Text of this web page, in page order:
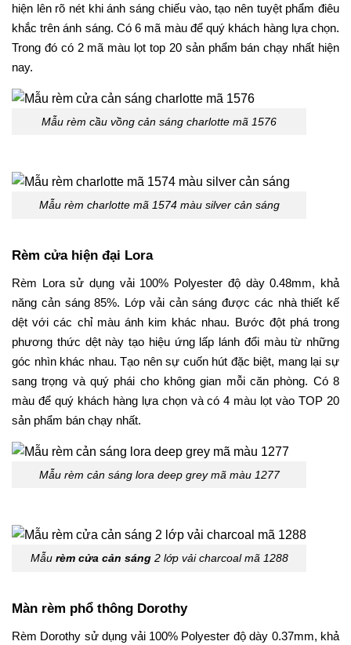
hiện lên rõ nét khi ánh sáng chiếu vào, tạo nên tuyệt phẩm điêu
khắc trên ánh sáng. Có 6 mã màu để quý khách hàng lựa chọn.
Trong đó có 2 mã màu lọt top 20 sản phẩm bán chạy nhất hiện
nay.
Mẫu rèm cầu vồng cản sáng charlotte mã 1576
Mẫu rèm charlotte mã 1574 màu silver cản sáng
Rèm cửa hiện đại Lora
Rèm Lora sử dụng vải 100% Polyester độ dày 0.48mm, khả
năng cản sáng 85%. Lớp vải cản sáng được các nhà thiết kế
dệt với các chỉ màu ánh kim khác nhau. Bước đột phá trong
phương thức dệt này tạo hiệu ứng lấp lánh đổi màu từ những
góc nhìn khác nhau. Tạo nên sự cuốn hút đặc biệt, mang lại sự
sang trọng và quý phái cho không gian mỗi căn phòng. Có 8
màu để quý khách hàng lựa chọn và có 4 màu lọt vào TOP 20
sản phẩm bán chạy nhất.
Mẫu rèm cản sáng lora deep grey mã màu 1277
Mẫu rèm cửa cản sáng2 lớp vải charcoal mã 1288
Màn rèm phổ thông Dorothy
Rèm Dorothy sử dụng vải 100% Polyester độ dày 0.37mm, khả